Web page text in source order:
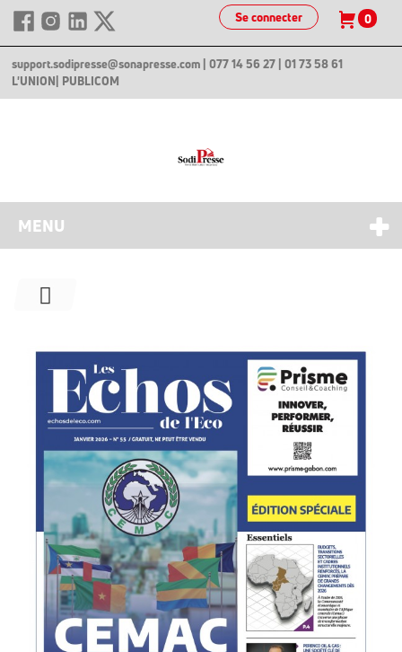
Se connecter 0
support.sodipresse@sonapresse.com | 077 14 56 27 | 01 73 58 61
L'UNION | PUBLICOM
MENU